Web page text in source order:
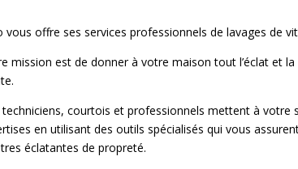
vous offre ses services professionnels de lavages de
mission est de donner à votre maison tout l’éclat et la
courtois et professionnels mettent à votre
en utilisant des outils spécialisés qui vous
éclatantes de propreté.